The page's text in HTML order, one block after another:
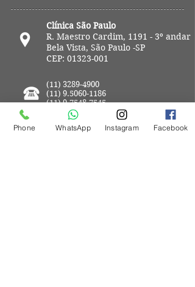
Clínica São Paulo
R. Maestro Cardim, 1191 - 3º andar
Bela Vista, São Paulo -SP
CEP: 01323-001
(11) 3289-4900
(11) 9.5060-1186
(11) 9.7548-7545
Agendar Consulta Online
Phone WhatsApp Instagram Facebook